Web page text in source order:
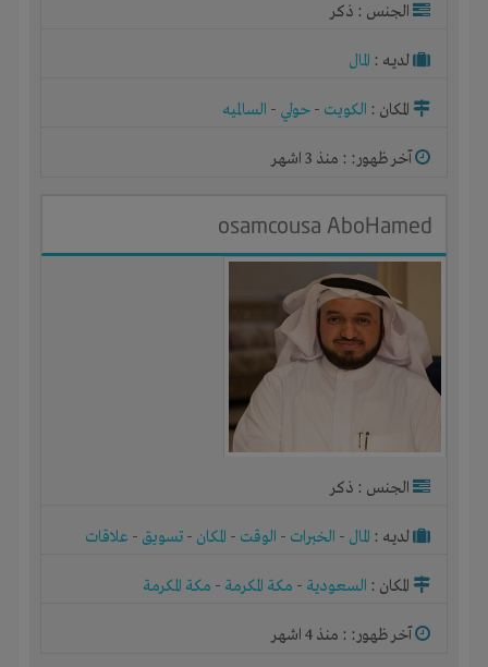
الجنس : ذكر
لديـه : المال
المكان : الكويت - حولي - السالميه
آخر ظهور: : منذ 3 اشهر
osamcousa AboHamed
الجنس : ذكر
لديـه : المال - الخبرات - الوقت - المكان - تسويق - علاقات
المكان : السعودية - مكة المكرمة - مكة المكرمة
آخر ظهور: : منذ 4 اشهر